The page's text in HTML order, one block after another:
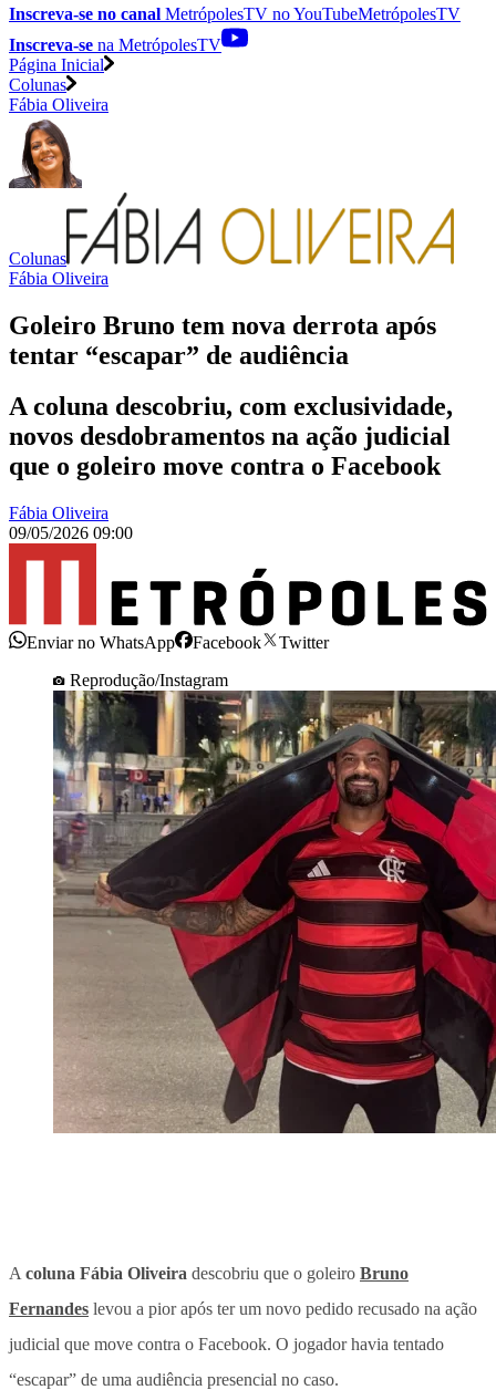
Inscreva-se no canal MetrópolesTV noYouTubeMetrópolesTV
Inscreva-se na MetrópolesTV
Página Inicial
Colunas
Fábia Oliveira
Colunas
Fábia Oliveira
Goleiro Bruno tem nova derrota após
tentar “escapar” de audiência
A coluna descobriu, com exclusividade,
novos desdobramentos na ação judicial
que o goleiro move contra o Facebook
Fábia Oliveira
09/05/2026 09:00
Enviar no WhatsApp Facebook
Twitter
Reprodução/Instagram
A coluna Fábia Oliveira descobriu que o goleiro Bruno
Fernandes levou a pior após ter um novo pedido recusado na ação
judicial que move contra o Facebook. O jogador havia tentado
“escapar” de uma audiência presencial no caso.